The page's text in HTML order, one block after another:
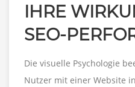
IHRE
SEO-
Die visuelle Psychologie
Nutzer mit einer Website